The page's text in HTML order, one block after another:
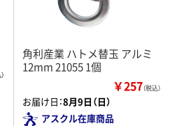
角利産業 ハトメ替玉 アルミ
12mm 21055 1個
￥257（税込）
お届け日：8月9日（日）
アスクル在庫商品